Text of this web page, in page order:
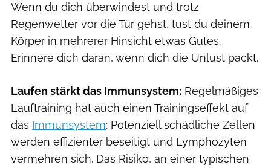
Wenn du dich überwindest und trotz
Regenwetter vor die Tür gehst, tust du deinem
Körper in mehrerer Hinsicht etwas Gutes.
Erinnere dich daran, wenn dich die Unlust packt.
Laufen stärkt das Immunsystem: Regelmäßiges
Lauftraining hat auch einen Trainingseffekt auf
das Immunsystem: Potenziell schädliche Zellen
werden effizienter beseitigt und Lymphozyten
vermehren sich. Das Risiko, an einer typischen